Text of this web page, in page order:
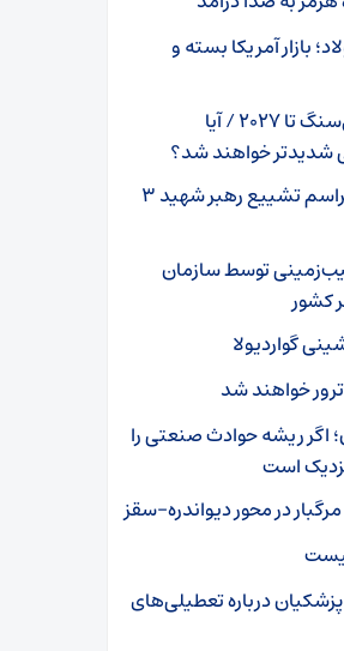
بازار آمریکا بسته و
رکوردشکنی تقاضای زغال‌سنگ تا ۲۰۲۷ / آیا
خواهند شد؟
نانوایی‌های تهران برای مراسم تشییع رهبر شهید ۳
توسط سازمان
کشور
گواردیولا
خواهند شد
اگر ریشه حوادث صنعتی را
نزدیک است
در محور دیواندره-سقز
درباره تعطیلی‌های